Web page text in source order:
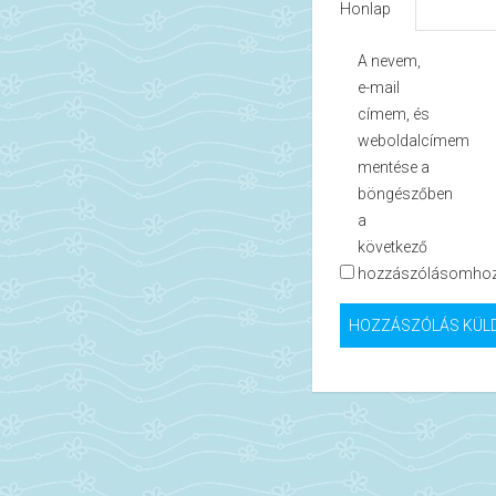
Honlap
A nevem,
e-mail
címem, és
weboldalcímem
mentése a
böngészőben
a
következő